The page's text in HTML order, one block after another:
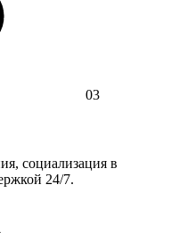
03
социализация в
24/7.